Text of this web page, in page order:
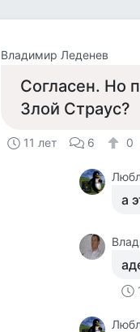
Владимир Леденев
Согласен. Но
Злой Страус?
11 лет 6 0
а